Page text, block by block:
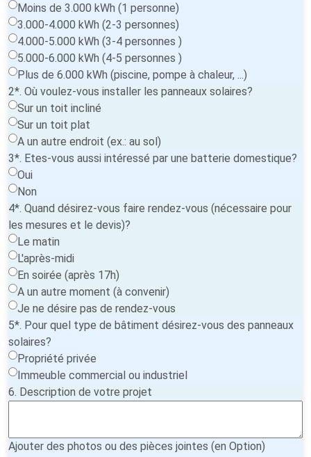
Moins de 3.000 kWh (1 personne)
3.000-4.000 kWh (2-3 personnes)
4.000-5.000 kWh (3-4 personnes )
5.000-6.000 kWh (4-5 personnes )
Plus de 6.000 kWh (piscine, pompe à chaleur, ...)
2*. Où voulez-vous installer les panneaux solaires?
Sur un toit incliné
Sur un toit plat
A un autre endroit (ex.: au sol)
3*. Etes-vous aussi intéressé par une batterie domestique?
Oui
Non
4*. Quand désirez-vous faire rendez-vous (nécessaire pour
les mesures et le devis)?
Le matin
L'après-midi
En soirée (après 17h)
A un autre moment (à convenir)
Je ne désire pas de rendez-vous
5*. Pour quel type de bâtiment désirez-vous des panneaux
solaires?
Propriété privée
Immeuble commercial ou industriel
6. Description de votre projet
Ajouter des photos ou des pièces jointes (en Option)